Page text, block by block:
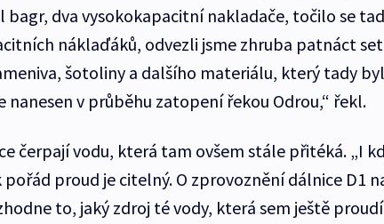
bagr, dva vysokokapacitní nakladače, točilo se
náklaďáků, odvezli jsme zhruba patnáct
šotoliny a dalšího materiálu, který tady
nanesen v průběhu zatopení řekou Odrou,“ řekl.
čerpají vodu, která tam ovšem stále přitéká. „I
proud je citelný. O zprovoznění dálnice D1
to, jaký zdroj té vody, která sem ještě